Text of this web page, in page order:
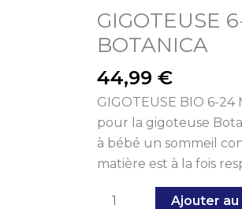
GIGOTEUSE
BOTANICA
44,99 €
GIGOTEUSE BIO 6-24
pour la gigoteuse
à bébé un sommeil
matière est à la fois
BIO
VERTE
BOTANICA
Ajouter au